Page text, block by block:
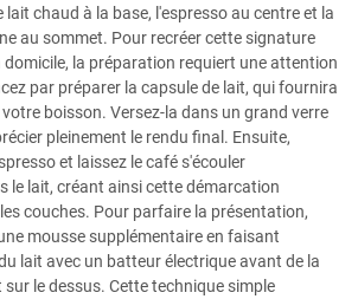
lait chaud à la base, l'espresso au centre et la
au sommet. Pour recréer cette signature
la préparation requiert une attention
par préparer la capsule de lait, qui fournira
boisson. Versez-la dans un grand verre
pleinement le rendu final. Ensuite,
et laissez le café s'écouler
le lait, créant ainsi cette démarcation
couches. Pour parfaire la présentation,
mousse supplémentaire en faisant
lait avec un batteur électrique avant de la
le dessus. Cette technique simple